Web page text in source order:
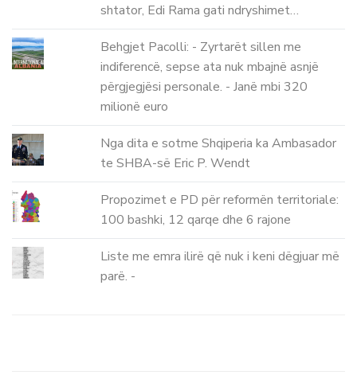
shtator, Edi Rama gati ndryshimet…
Behgjet Pacolli: - Zyrtarët sillen me
indiferencë, sepse ata nuk mbajnë asnjë
përgjegjësi personale. - Janë mbi 320
milionë euro
Nga dita e sotme Shqiperia ka Ambasador
te SHBA-së Eric P. Wendt
Propozimet e PD për reformën territoriale:
100 bashki, 12 qarqe dhe 6 rajone
Liste me emra ilirë që nuk i keni dëgjuar më
parë. -